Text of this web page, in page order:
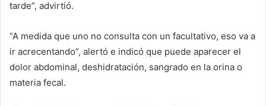
tarde”, advirtió.
“A medida que uno no consulta con un facultativo, eso va a
ir acrecentando”, alertó e indicó que puede aparecer el
dolor abdominal, deshidratación, sangrado en la orina o
materia fecal.